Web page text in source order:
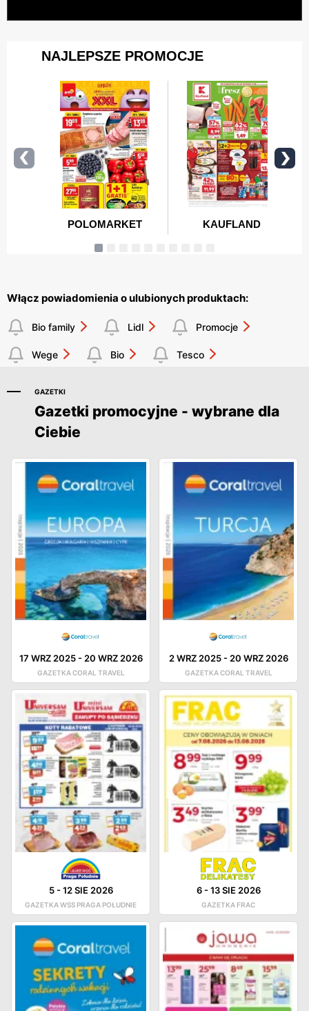
Włącz powiadomienia o ulubionych produktach:
Bio family Lidl Promocje
Wege Bio Tesco
GAZETKI
Gazetki promocyjne - wybrane dla
Ciebie
17 WRZ 2025-20 WRZ 2026
GAZETKA CORAL TRAVEL
2 WRZ 2025-20 WRZ 2026
GAZETKA CORAL TRAVEL
5-12 SIE 2026
GAZETKA WSS PRAGA POŁUDNIE
6-13 SIE 2026
GAZETKA FRAC